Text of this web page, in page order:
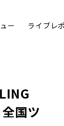
ー ライブレ
国ツ